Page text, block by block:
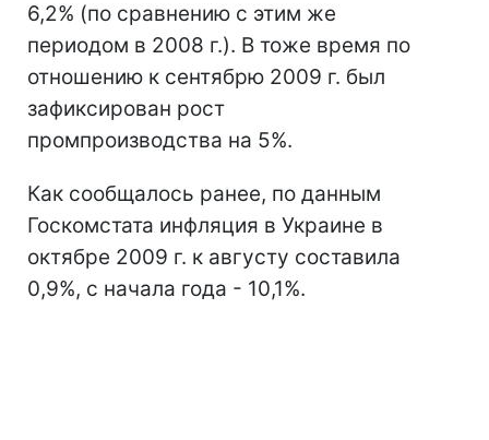
6,2% (по сравнению с этим же
периодом в 2008 г.). В тоже время по
отношению к сентябрю 2009 г. был
зафиксирован рост
промпроизводства на 5%.
Как сообщалось ранее, по данным
Госкомстата инфляция в Украине в
октябре 2009 г. к августу составила
0,9%, с начала года - 10,1%.